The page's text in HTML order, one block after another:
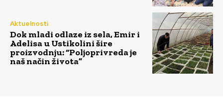
Aktuelnosti
Dok mladi odlaze iz sela, Emir i
Adelisa u Ustikolini šire
proizvodnju: “Poljoprivreda je
naš način života”